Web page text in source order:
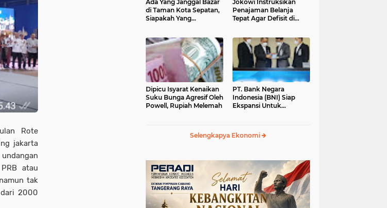
Rote
jakarta
atau
tak
2000
Ada Yang Janggal Bazar
di Taman Kota Sepatan,
Siapakah Yang
Jokowi Instruksikan
Penajaman Belanja
Tepat Agar Defisit di
Dipicu Isyarat Kenaikan
Suku Bunga Agresif Oleh
Powell, Rupiah Melemah
PT. Bank Negara
Indonesia (BNI) Siap
Ekspansi Untuk
Selengkapya Ekonomi